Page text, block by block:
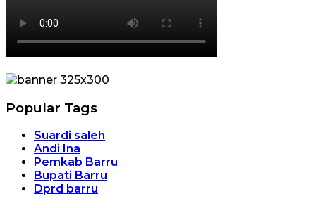
Popular Tags
Suardi saleh
Andi Ina
Pemkab Barru
Bupati Barru
Dprd barru